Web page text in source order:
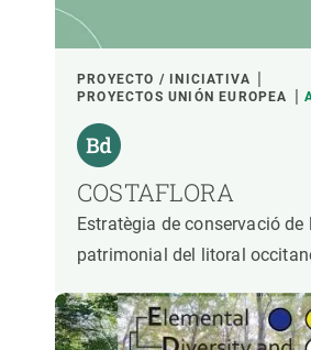
PROYECTO / INICIATIVA
PROYECTOS UNIÓN EUROPEA
COSTAFLORA
Estratègia de conservació de
patrimonial del litoral